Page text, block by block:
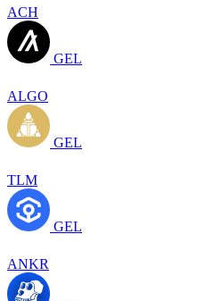
ACH
GEL
ALGO
GEL
TLM
GEL
ANKR